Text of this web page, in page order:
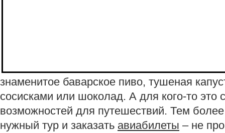
знаменитое баварское пиво, тушеная
сосисками или шоколад. А для кого-то это
возможностей для путешествий. Тем
нужный тур и заказать авиабилеты – не